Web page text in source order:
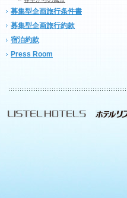
募集型企画旅行条件書
募集型企画旅行約款
宿泊約款
Press Room